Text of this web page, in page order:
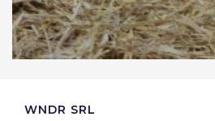
WNDR SRL